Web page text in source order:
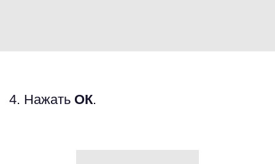
4. Нажать ОК.